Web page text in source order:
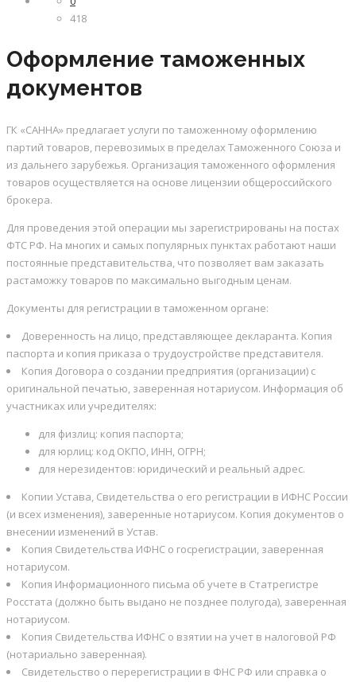
418
Оформление таможенных
документов
ГК «САННА» предлагает услуги по таможенному оформлению
партий товаров, перевозимых в пределах Таможенного Союза и
из дальнего зарубежья. Организация таможенного оформления
товаров осуществляется на основе лицензии общероссийского
брокера.
Для проведения этой операции мы зарегистрированы на постах
ФТС РФ. На многих и самых популярных пунктах работают наши
постоянные представительства, что позволяет вам заказать
растаможку товаров по максимально выгодным ценам.
Документы для регистрации в таможенном органе:
Доверенность на лицо, представляющее декларанта. Копия
паспорта и копия приказа о трудоустройстве представителя.
Копия Договора о создании предприятия (организации) с
оригинальной печатью, заверенная нотариусом. Информация об
участниках или учредителях:
для физлиц: копия паспорта;
для юрлиц: код ОКПО, ИНН, ОГРН;
для нерезидентов: юридический и реальный адрес.
Копии Устава, Свидетельства о его регистрации в ИФНС России
(и всех изменения), заверенные нотариусом. Копия документов о
внесении изменений в Устав.
Копия Свидетельства ИФНС о госрегистрации, заверенная
нотариусом.
Копия Информационного письма об учете в Статрегистре
Росстата (должно быть выдано не позднее полугода), заверенная
нотариусом.
Копия Свидетельства ИФНС о взятии на учет в налоговой РФ
(нотариально заверенная).
Свидетельство о перерегистрации в ФНС РФ или справка о